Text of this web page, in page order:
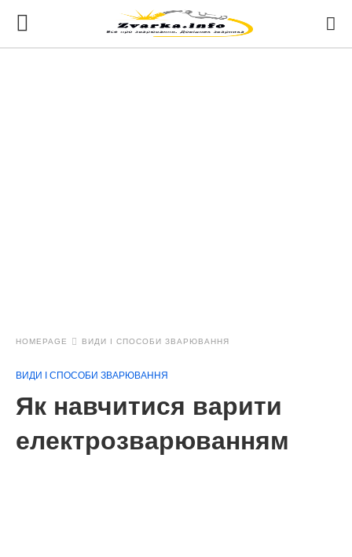
HOMEPAGE ВИДИ І СПОСОБИ ЗВАРЮВАННЯ
ВИДИ І СПОСОБИ ЗВАРЮВАННЯ
Як навчитися варити
електрозварюванням